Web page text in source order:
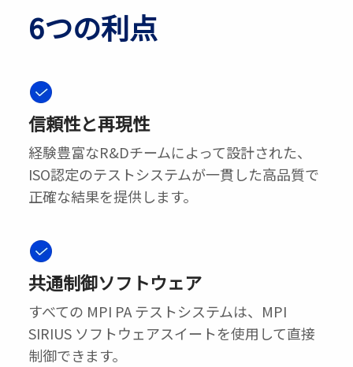
6つの利点
信頼性と再現性
経験豊富なR&Dチームによって設計された、
ISO認定のテストシステムが一貫した高品質で
正確な結果を提供します。
共通制御ソフトウェア
すべての MPI PA テストシステムは、MPI
SIRIUS ソフトウェアスイートを使用して直接
制御できます。